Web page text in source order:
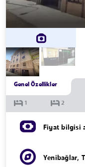
Genel Özellikler
Fiyat bilgisi
Yenibağlar,